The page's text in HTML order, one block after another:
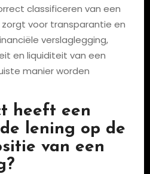
classificeren van een
voor transparantie en
verslaglegging,
en liquiditeit van een
manier worden
heeft een
lening op de
van een